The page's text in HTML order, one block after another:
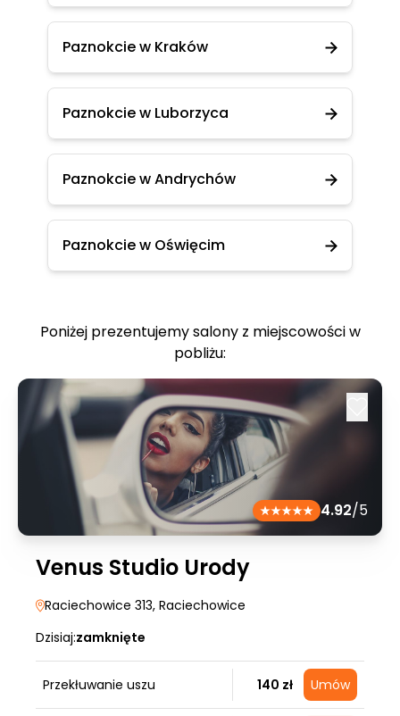
Paznokcie w Kraków
Paznokcie w Luborzyca
Paznokcie w Andrychów
Paznokcie w Oświęcim
Poniżej prezentujemy salony z miejscowości w
pobliżu:
4.92/5
Venus Studio Urody
Raciechowice 313, Raciechowice
Dzisiaj:zamknięte
Przekłuwanie uszu 140 zł Umów